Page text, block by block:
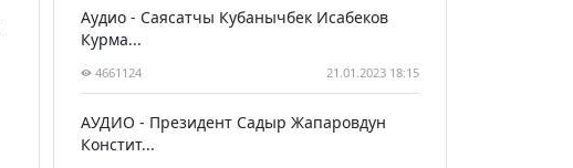
Аудио - Саясатчы Кубанычбек Исабеков
Курма...
4661124 21.01.2023 18:15
АУДИО - Президент Садыр Жапаровдун
Констит...